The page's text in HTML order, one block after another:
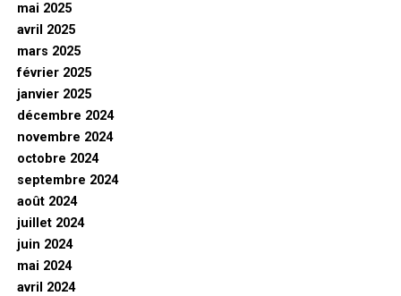
mai 2025
avril 2025
mars 2025
février 2025
janvier 2025
décembre 2024
novembre 2024
octobre 2024
septembre 2024
août 2024
juillet 2024
juin 2024
mai 2024
avril 2024